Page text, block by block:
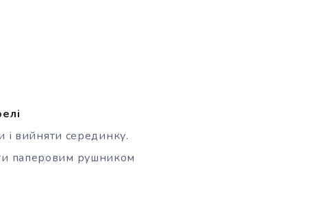
і вийняти серединку.
паперовим рушником